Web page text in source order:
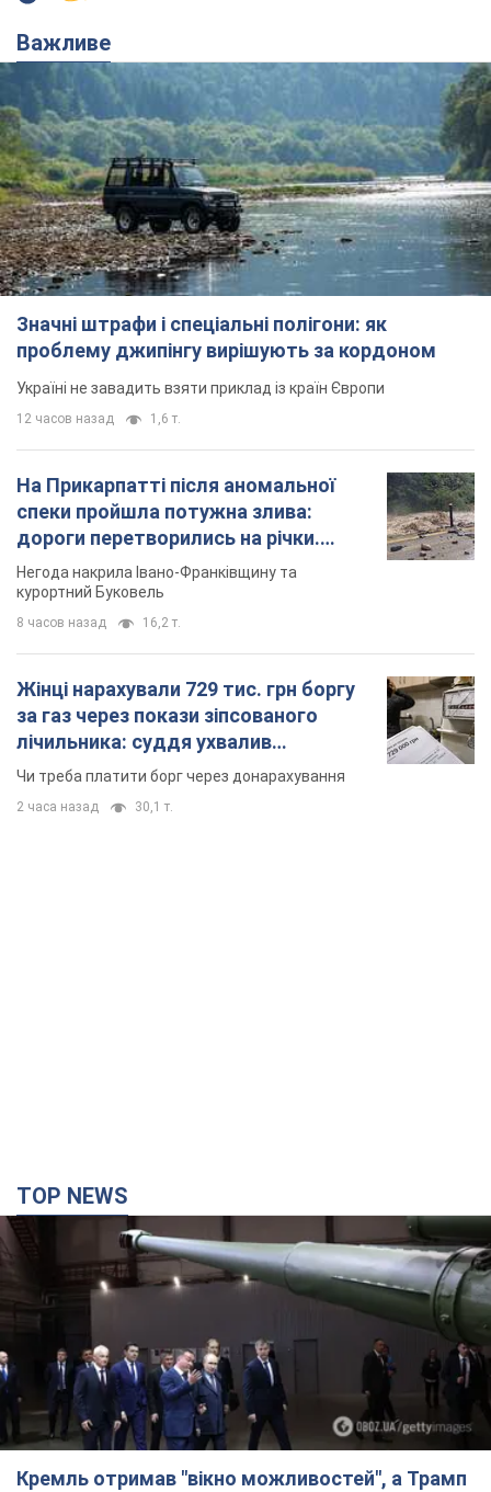
Важливе
Значні штрафи і спеціальні полігони: як
проблему джипінгу вирішують за кордоном
Україні не завадить взяти приклад із країн Європи
12 часов назад 1,6 т.
На Прикарпатті після аномальної
спеки пройшла потужна злива:
дороги перетворились на річки.
Відео
Негода накрила Івано-Франківщину та
курортний Буковель
8 часов назад 16,2 т.
Жінці нарахували 729 тис. грн боргу
за газ через покази зіпсованого
лічильника: суддя ухвалив
неочікуване рішення
Чи треба платити борг через донарахування
2 часа назад 30,1 т.
TOP NEWS
Кремль отримав "вікно можливостей", а Трамп